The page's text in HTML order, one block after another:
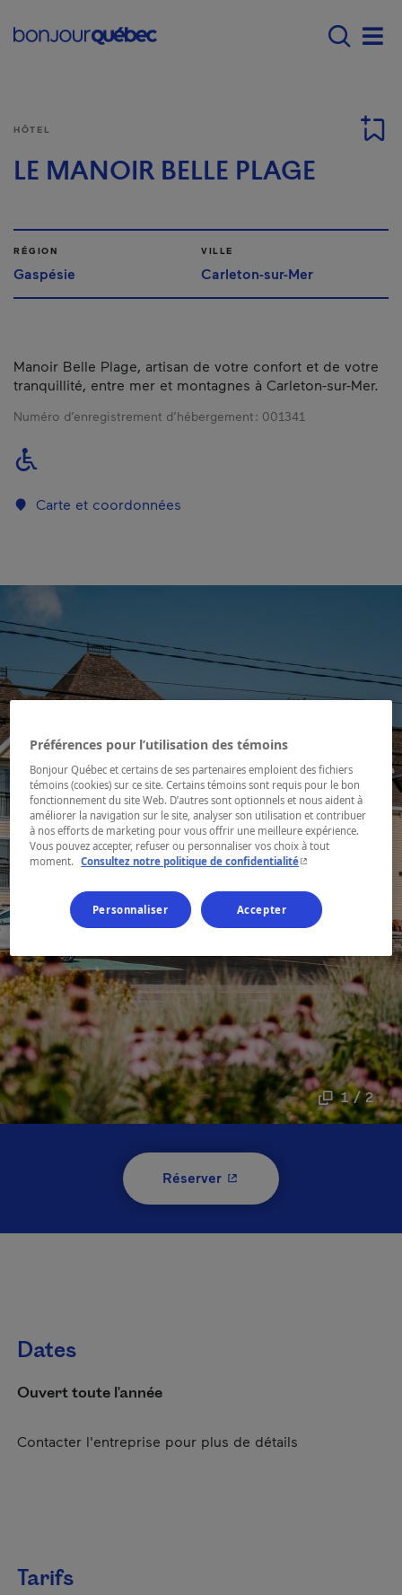
Main navigation -
1 / 2
Réserver- Cet hyperlien s'ouvrira
HÔTEL
LE MANOIR BELLE PLAGE
RÉGION
Gaspésie
VILLE
Carleton-sur-Mer
Manoir Belle Plage, artisan de votre confort et de votre
tranquillité, entre mer et montagnes à Carleton-sur-Mer.
Numéro d’enregistrement d’hébergement : 001341
Carte et coordonnées
Dates
Ouvert toute l'année
Contacter l'entreprise pour plus de détails
Tarifs
Préférences pour l’utilisation des témoins
Bonjour Québec et certains de ses partenaires emploient des fichiers
témoins (cookies) sur ce site. Certains témoins sont requis pour le bon
fonctionnement du site Web. D’autres sont optionnels et nous aident à
améliorer la navigation sur le site, analyser son utilisation et contribuer
à nos efforts de marketing pour vous offrir une meilleure expérience.
Vous pouvez accepter, refuser ou personnaliser vos choix à tout
moment. Consultez notre politique de confidentialité- Cet hyperlien
Personnaliser Accepter